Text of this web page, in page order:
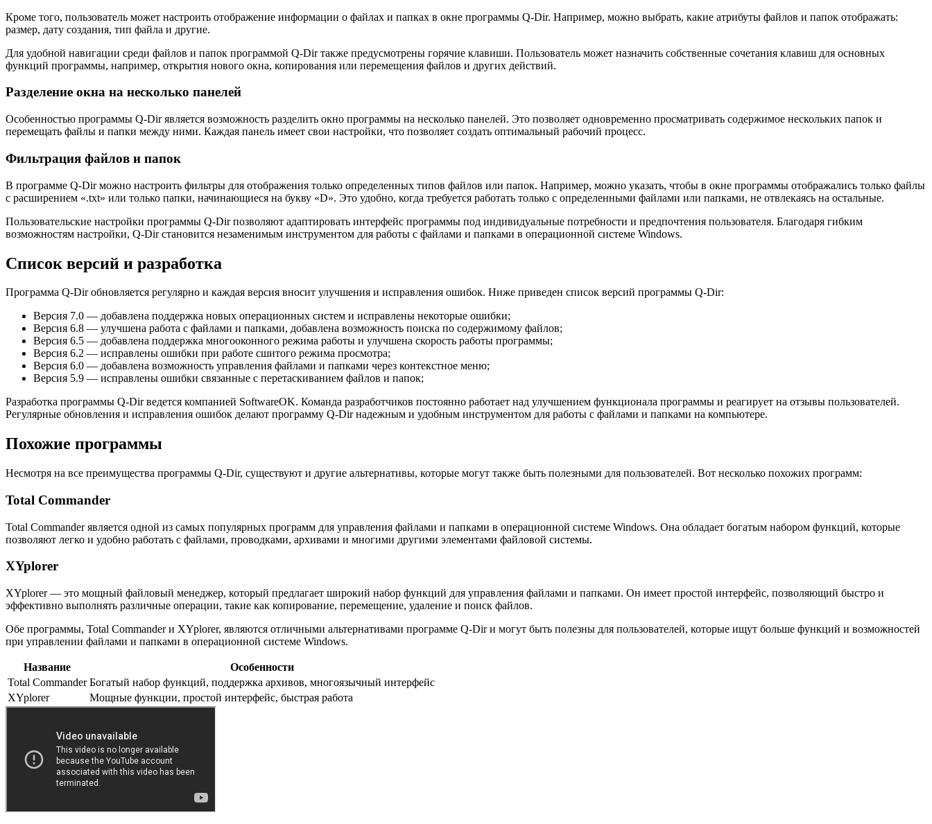
Кроме того, пользователь может настроить отображение информации о файлах и папках в окне программы Q-Dir. Например, можно выбрать, какие атрибуты файлов и папок отображать:
размер, дату создания, тип файла и другие.
Для удобной навигации среди файлов и папок программой Q-Dir также предусмотрены горячие клавиши. Пользователь может назначить собственные сочетания клавиш для основных
функций программы, например, открытия нового окна, копирования или перемещения файлов и других действий.
Разделение окна на несколько панелей
Особенностью программы Q-Dir является возможность разделить окно программы на несколько панелей. Это позволяет одновременно просматривать содержимое нескольких папок и
перемещать файлы и папки между ними. Каждая панель имеет свои настройки, что позволяет создать оптимальный рабочий процесс.
Фильтрация файлов и папок
В программе Q-Dir можно настроить фильтры для отображения только определенных типов файлов или папок. Например, можно указать, чтобы в окне программы отображались только файлы
с расширением «.txt» или только папки, начинающиеся на букву «D». Это удобно, когда требуется работать только с определенными файлами или папками, не отвлекаясь на остальные.
Пользовательские настройки программы Q-Dir позволяют адаптировать интерфейс программы под индивидуальные потребности и предпочтения пользователя. Благодаря гибким
возможностям настройки, Q-Dir становится незаменимым инструментом для работы с файлами и папками в операционной системе Windows.
Список версий и разработка
Программа Q-Dir обновляется регулярно и каждая версия вносит улучшения и исправления ошибок. Ниже приведен список версий программы Q-Dir:
Версия 7.0 — добавлена поддержка новых операционных систем и исправлены некоторые ошибки;
Версия 6.8 — улучшена работа с файлами и папками, добавлена возможность поиска по содержимому файлов;
Версия 6.5 — добавлена поддержка многооконного режима работы и улучшена скорость работы программы;
Версия 6.2 — исправлены ошибки при работе сшитого режима просмотра;
Версия 6.0 — добавлена возможность управления файлами и папками через контекстное меню;
Версия 5.9 — исправлены ошибки связанные с перетаскиванием файлов и папок;
Разработка программы Q-Dir ведется компанией SoftwareOK. Команда разработчиков постоянно работает над улучшением функционала программы и реагирует на отзывы пользователей.
Регулярные обновления и исправления ошибок делают программу Q-Dir надежным и удобным инструментом для работы с файлами и папками на компьютере.
Похожие программы
Несмотря на все преимущества программы Q-Dir, существуют и другие альтернативы, которые могут также быть полезными для пользователей. Вот несколько похожих программ:
Total Commander
Total Commander является одной из самых популярных программ для управления файлами и папками в операционной системе Windows. Она обладает богатым набором функций, которые
позволяют легко и удобно работать с файлами, проводками, архивами и многими другими элементами файловой системы.
XYplorer
XYplorer — это мощный файловый менеджер, который предлагает широкий набор функций для управления файлами и папками. Он имеет простой интерфейс, позволяющий быстро и
эффективно выполнять различные операции, такие как копирование, перемещение, удаление и поиск файлов.
Обе программы, Total Commander и XYplorer, являются отличными альтернативами программе Q-Dir и могут быть полезны для пользователей, которые ищут больше функций и возможностей
при управлении файлами и папками в операционной системе Windows.
Название
Особенности
Total Commander Богатый набор функций, поддержка архивов, многоязычный интерфейс
XYplorer
Мощные функции, простой интерфейс, быстрая работа